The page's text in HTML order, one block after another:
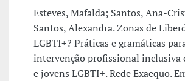
Esteves, Mafalda; Santos, Ana-
Santos, Alexandra. Zonas de
LGBTI+? Práticas e gramáticas
intervenção profissional inclusiva
e jovens LGBTI+. Rede Exaequo.